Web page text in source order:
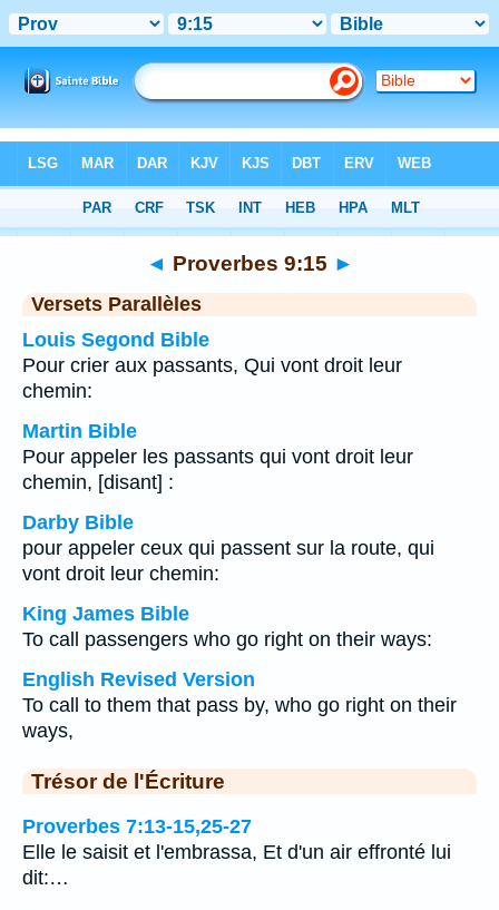
Chapitre 9> Verset 15
◄ Proverbes 9:15 ►
Versets Parallèles
Louis Segond Bible
Pour crier aux passants, Qui vont droit leur
chemin:
Martin Bible
Pour appeler les passants qui vont droit leur
chemin, [disant] :
Darby Bible
pour appeler ceux qui passent sur la route, qui
vont droit leur chemin:
King James Bible
To call passengers who go right on their ways:
English Revised Version
To call to them that pass by, who go right on their
ways,
Trésor de l'Écriture
Proverbes 7:13-15,25-27
Elle le saisit et l'embrassa, Et d'un air effronté lui
dit:…